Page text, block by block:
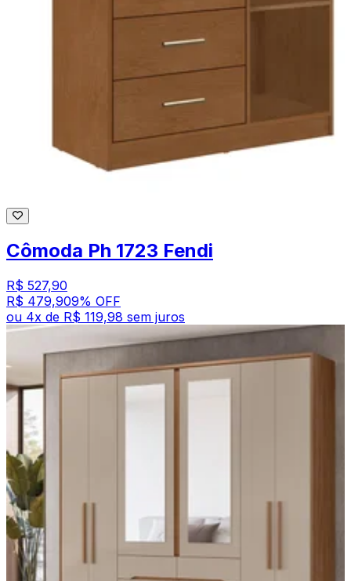
Cômoda Ph 1723 Fendi
R$ 527,90
R$ 479,909% OFF
ou 4x de R$ 119,98 sem juros